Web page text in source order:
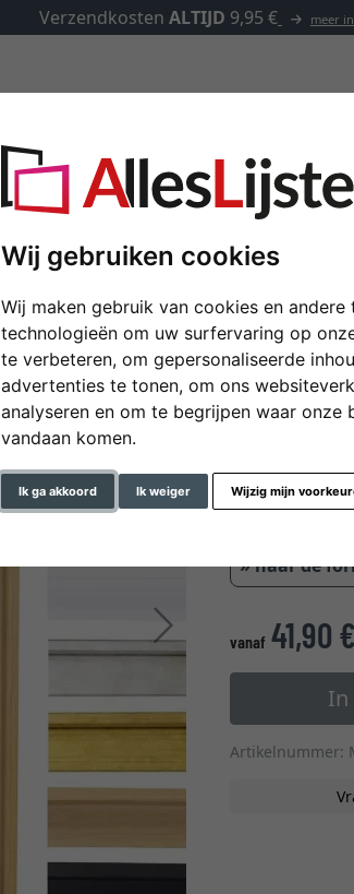
Wij gebruiken cookies
Wij maken gebruik van cookies en
technologieën om uw surfervaring op
te verbeteren, om gepersonaliseerde
advertenties te tonen, om ons
analyseren en om te begrijpen waar onze
vandaan komen.
Ik ga akkoord Ik weiger Wijzig mijn
Verzendkosten ALTIJD 9,95 € meer
Verder
Baklijst
Bakkader van
formaat
glastype
» naar de
vanaf 41,90 €
In
Artikelnummer: